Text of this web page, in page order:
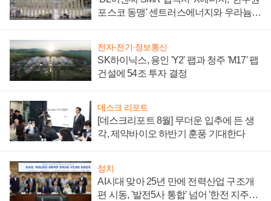
포스코 동맹' 센트러스에너지와 우라늄
전자·전기·정보통신
SK하이닉스, 용인 'Y2' 팹과 청주 'M17' 팹
건설에 54조 투자 결정
데스크 리포트
[데스크리포트 8월] 무더운 입추에 든 생
각, 제약바이오 하반기 훈풍 기대한다
정치
AI시대 맞아 25년 만에 전력산업 구조개
편 시동, '발전5사 통합' 넘어 '한전 지주사'